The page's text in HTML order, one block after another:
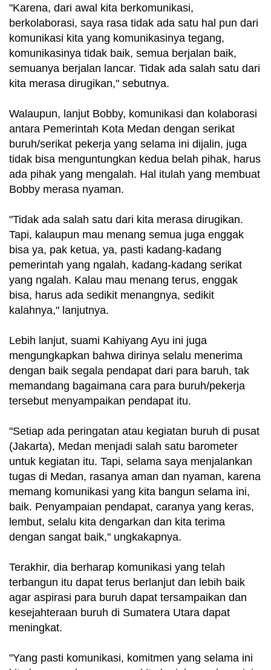
"Karena, dari awal kita berkomunikasi,
berkolaborasi, saya rasa tidak ada satu hal pun dari
komunikasi kita yang komunikasinya tegang,
komunikasinya tidak baik, semua berjalan baik,
semuanya berjalan lancar. Tidak ada salah satu dari
kita merasa dirugikan," sebutnya.
Walaupun, lanjut Bobby, komunikasi dan kolaborasi
antara Pemerintah Kota Medan dengan serikat
buruh/serikat pekerja yang selama ini dijalin, juga
tidak bisa menguntungkan kedua belah pihak, harus
ada pihak yang mengalah. Hal itulah yang membuat
Bobby merasa nyaman.
"Tidak ada salah satu dari kita merasa dirugikan.
Tapi, kalaupun mau menang semua juga enggak
bisa ya, pak ketua, ya, pasti kadang-kadang
pemerintah yang ngalah, kadang-kadang serikat
yang ngalah. Kalau mau menang terus, enggak
bisa, harus ada sedikit menangnya, sedikit
kalahnya," lanjutnya.
Lebih lanjut, suami Kahiyang Ayu ini juga
mengungkapkan bahwa dirinya selalu menerima
dengan baik segala pendapat dari para baruh, tak
memandang bagaimana cara para buruh/pekerja
tersebut menyampaikan pendapat itu.
"Setiap ada peringatan atau kegiatan buruh di pusat
(Jakarta), Medan menjadi salah satu barometer
untuk kegiatan itu. Tapi, selama saya menjalankan
tugas di Medan, rasanya aman dan nyaman, karena
memang komunikasi yang kita bangun selama ini,
baik. Penyampaian pendapat, caranya yang keras,
lembut, selalu kita dengarkan dan kita terima
dengan sangat baik," ungkakapnya.
Terakhir, dia berharap komunikasi yang telah
terbangun itu dapat terus berlanjut dan lebih baik
agar aspirasi para buruh dapat tersampaikan dan
kesejahteraan buruh di Sumatera Utara dapat
meningkat.
"Yang pasti komunikasi, komitmen yang selama ini